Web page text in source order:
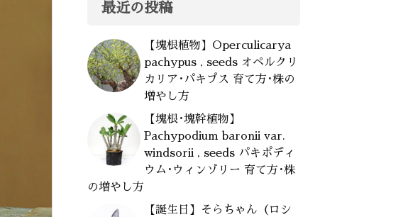
最近の投稿
【塊根植物】Operculicarya
pachypus , seeds オペルクリ
カリア･パキプス 育て方･株の
増やし方
【塊根･塊幹植物】
Pachypodium baronii var.
windsorii , seeds パキポディ
ウム･ウィンゾリー 育て方･株
の増やし方
【誕生日】そらちゃん（ロシ